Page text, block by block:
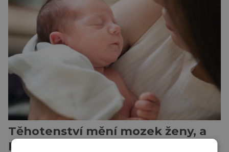
zákeřné a nebezpečné vzteklouny jedná o
plaché živočichy. Velikostně […]
Těhotenství mění mozek ženy, a
pokaždé jinak!